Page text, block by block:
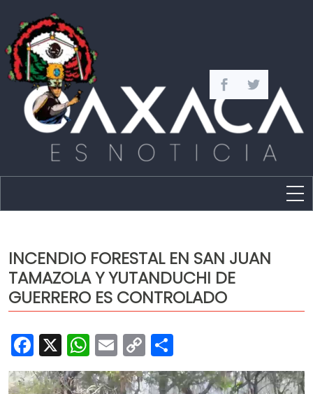
Capital
Policíaca
Cultura
Deportes
Opinión
INCENDIO FORESTAL EN SAN JUAN
TAMAZOLA Y YUTANDUCHI DE
GUERRERO ES CONTROLADO
Facebook
X WhatsApp
Email
Copy
Link